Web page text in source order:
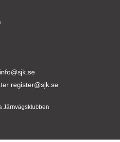
info@sjk.se
register@sjk.se
Järnvägsklubben